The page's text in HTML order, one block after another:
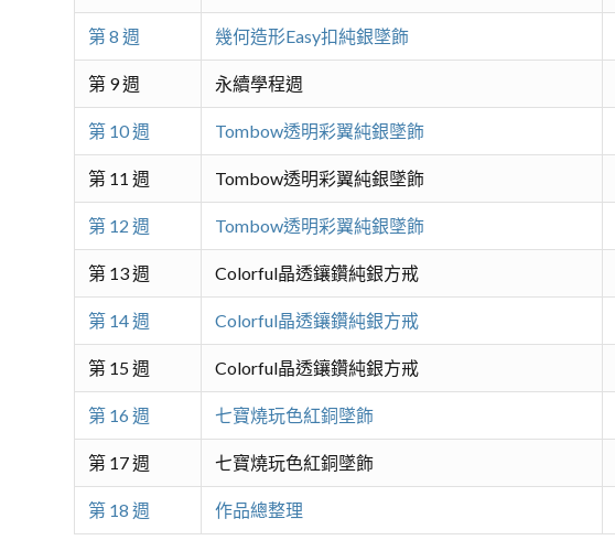
第 8 週 幾何造形Easy扣純銀墜飾
第 9 週 永續學程週
第 10 週 Tombow透明彩翼純銀墜飾
第 11 週 Tombow透明彩翼純銀墜飾
第 12 週 Tombow透明彩翼純銀墜飾
第 13 週 Colorful晶透鑲鑽純銀方戒
第 14 週 Colorful晶透鑲鑽純銀方戒
第 15 週 Colorful晶透鑲鑽純銀方戒
第 16 週 七寶燒玩色紅銅墜飾
第 17 週 七寶燒玩色紅銅墜飾
第 18 週 作品總整理